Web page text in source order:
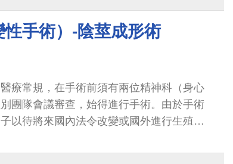
手術）-陰莖成形術
療常規，在手術前須有兩位精神科（身心
團隊會議審查，始得進行手術。由於手術
以待將來國內法令改變或國外進行生殖